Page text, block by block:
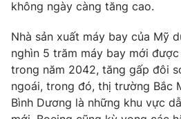
Góc doanh nghiệp
Truyền hình
Phim VTV
Hậu trường
Nhân vật
Giải trí
Điện ảnh
Âm nhạc
Đời sống
không ngày càng tăng cao.
Nhà sản xuất máy bay của Mỹ
nghìn 5 trăm máy bay mới
trong năm 2042, tăng gấp đôi
ngoái, trong đó, thị trường Bắc
Bình Dương là những khu vực